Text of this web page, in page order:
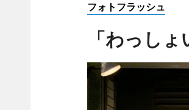
フォトフラッシュ
「わっし